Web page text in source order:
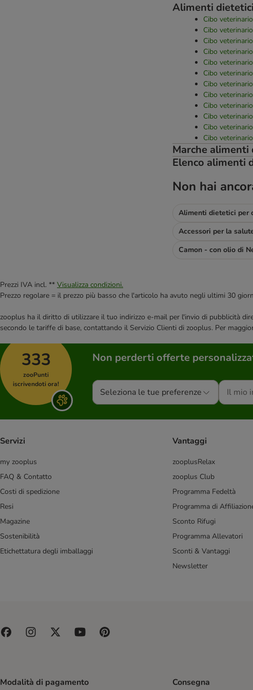
Alimenti
Cibo
Cibo
Cibo
Cibo
Cibo
Cibo
Cibo
Cibo
Cibo
Cibo
Cibo
Cibo
Marche alimenti
Elenco alimenti
Non hai
Alimenti dietetici per
Camon - con olio di
Prezzi IVA incl. ** Visualizza condizioni.
Prezzo regolare = il prezzo più basso che l'articolo ha avuto negli ultimi 30
zooplus ha il diritto di utilizzare il tuo indirizzo e-mail per l'invio di pubblicità
secondo le tariffe di base, contattando il Servizio Clienti di zooplus. Per
333
zooPunti
iscrivendoti ora!
Non perderti offerte
Seleziona le tue preferenze
Servizi
my zooplus
FAQ & Contatto
Costi di spedizione
Resi
Magazine
Sostenibilità
Etichettatura degli imballaggi
Vantaggi
zooplusRelax
zooplus Club
Programma Fedeltà
Programma di
Sconto Rifugi
Programma Allevatori
Sconti & Vantaggi
Newsletter
Modalità di pagamento Consegna